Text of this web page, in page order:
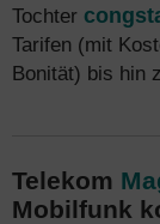
Tochter
Tarifen (mit
Bonität) bis hin
Telekom
Mobilfunk